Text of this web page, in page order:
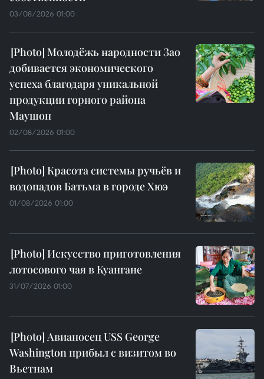
03/08/2026 01:00
Молодёжь народности Зао
добивается экономического
успеха благодаря уникальной
продукции горного района
Маушон
02/08/2026 01:00
Красота системы ручьёв и
водопадов Батьма в городе Хюэ
01/08/2026 01:00
Искусство приготовления
лотосового чая в Куангане
31/07/2026 01:00
Авианосец USS George
Washington прибыл с визитом во
Вьетнам